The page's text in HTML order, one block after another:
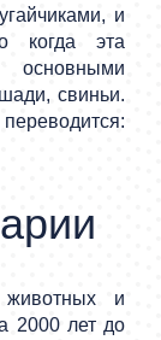
и
когда эта
свиньи.
и
2000 лет до